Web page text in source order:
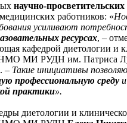
научно-просветительских
работников: «
усиливают
ресурсах, –
кафедрой диетологии и
МИ РУДН им. Патриса
. – Такие инициативы
профессиональную среду
практики».
диетологии и